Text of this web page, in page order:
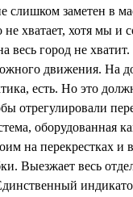
слишком заметен в
хватает, хотя мы и
весь город не
движения. На
есть. Но это
отрегулировали
оборудованная
на перекрестках
Выезжает весь